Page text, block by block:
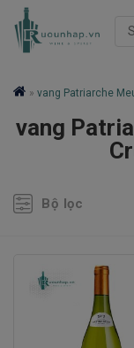
Skip
» vang Patriarche
vang
Bộ lọc